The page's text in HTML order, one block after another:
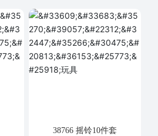
38766 摇铃10件套